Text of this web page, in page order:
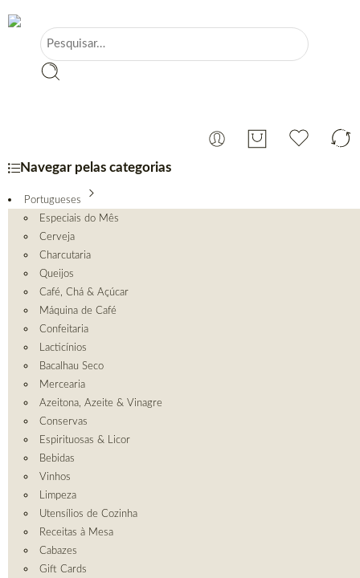
Navegar pelas categorias
Portugueses
Especiais do Mês
Cerveja
Charcutaria
Queijos
Café, Chá & Açúcar
Máquina de Café
Confeitaria
Lacticínios
Bacalhau Seco
Mercearia
Azeitona, Azeite & Vinagre
Conservas
Espirituosas & Licor
Bebidas
Vinhos
Limpeza
Utensílios de Cozinha
Receitas à Mesa
Cabazes
Gift Cards